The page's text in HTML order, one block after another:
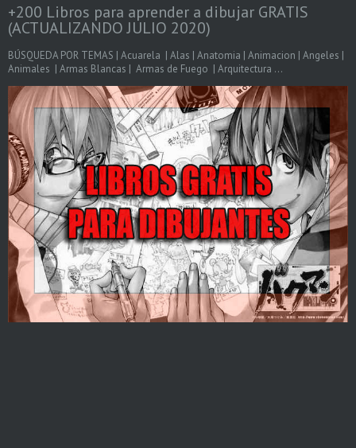
+200 Libros para aprender a dibujar GRATIS
(ACTUALIZANDO JULIO 2020)
BÚSQUEDA POR TEMAS | Acuarela | Alas | Anatomia | Animacion | Angeles |
Animales | Armas Blancas | Armas de Fuego | Arquitectura ...